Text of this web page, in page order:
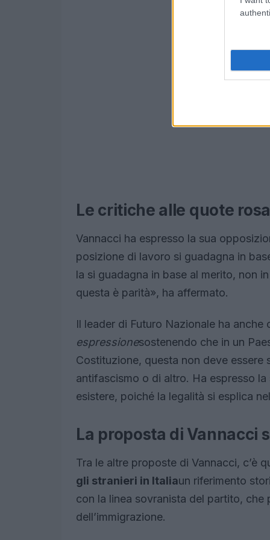
Le critiche alle quote
Vannacci ha espresso la sua
posizione di lavoro si guadagna in
la si guadagna in base al merito, non
questa è parità», ha affermato.
Il leader di Futuro Nazionale ha anche
espressionesostenendo che in un
Costituzione, questa non deve essere
antifascismo o di altro. Ha espresso
esistere, poiché la legalità si esplica
La proposta di Vannacci
Tra le altre proposte di Vannacci, c’è
gli stranieri in Italiaun riferimento
con la linea sovranista del partito,
dell’immigrazione.